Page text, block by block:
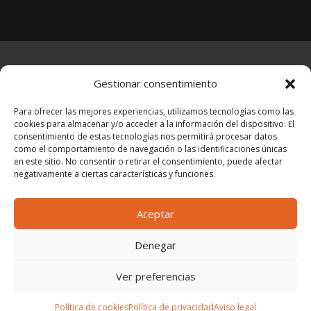
Gestionar consentimiento
Para ofrecer las mejores experiencias, utilizamos tecnologías como las
cookies para almacenar y/o acceder a la información del dispositivo. El
consentimiento de estas tecnologías nos permitirá procesar datos
como el comportamiento de navegación o las identificaciones únicas
en este sitio. No consentir o retirar el consentimiento, puede afectar
negativamente a ciertas características y funciones.
Aceptar
Denegar
Ver preferencias
Política de cookiesPolítica de privacidadAviso legal
POLÍTICA DE COOKIES